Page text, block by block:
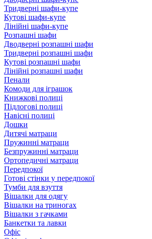
Тридверні шафи-купе
Кутові шафи-купе
Лінійні шафи-купе
Розпашні шафи
Дводверні розпашні шафи
Тридверні розпашні шафи
Кутові розпашні шафи
Лінійні розпашні шафи
Пенали
Комоди для іграшок
Книжкові полиці
Підлогові полиці
Навісні полиці
Дошки
Дитячі матраци
Пружинні матраци
Безпружинні матраци
Ортопедичні матраци
Передпокої
Готові стінки у передпокої
Тумби для взуття
Вішалки для одягу
Вішалки на триногах
Вішалки з гачками
Банкетки та лавки
Офіс